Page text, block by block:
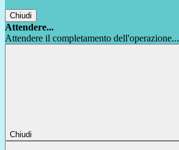
Chiudi
Attendere...
Attendere il completamento dell'operazione...
Chiudi